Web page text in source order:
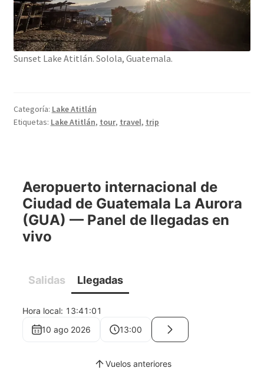
Sunset Lake Atitlán. Solola, Guatemala.
Categoría: Lake Atitlán
Etiquetas: Lake Atitlán, tour, travel, trip